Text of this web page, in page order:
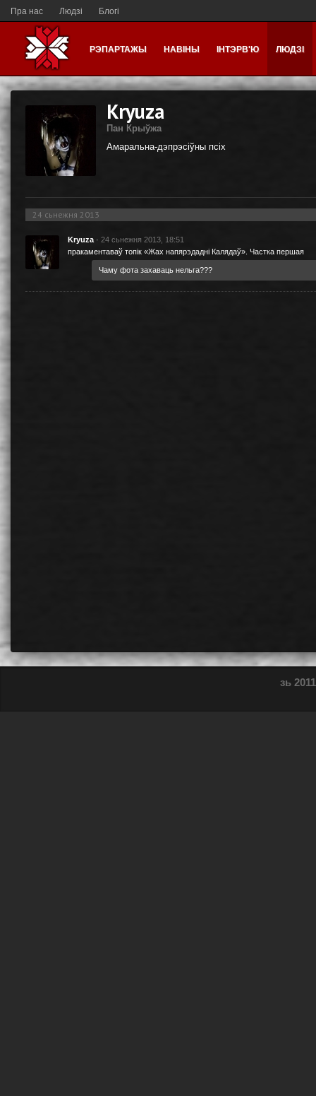
Пра нас Людзі Блогі
РЭПАРТАЖЫ НАВІНЫ ІНТЭРВ'Ю ЛЮДЗІ
Kryuza
Пан Крыўжа
Амаральна-дэпрэсіўны псіх
24 сьнежня 2013
Kryuza · 24 сьнежня 2013, 18:51
пракаментаваў топік «Жах напярэдадні Калядаў». Частка першая
Чаму фота захаваць нельга???
зь 2011